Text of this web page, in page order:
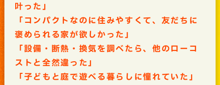
叶った」
「コンパクトなのに住みやすくて、友だちに
褒められる家が欲しかった」
「設備・断熱・換気を調べたら、他のローコ
ストと全然違った」
「子どもと庭で遊べる暮らしに憧れていた」